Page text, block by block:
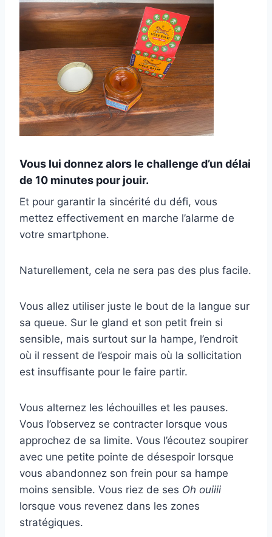
Vous lui donnez alors le challenge d’un délai
de 10 minutes pour jouir.
Et pour garantir la sincérité du défi, vous
mettez effectivement en marche l’alarme de
votre smartphone.
Naturellement, cela ne sera pas des plus facile.
Vous allez utiliser juste le bout de la langue sur
sa queue. Sur le gland et son petit frein si
sensible, mais surtout sur la hampe, l’endroit
où il ressent de l’espoir mais où la sollicitation
est insuffisante pour le faire partir.
Vous alternez les léchouilles et les pauses.
Vous l’observez se contracter lorsque vous
approchez de sa limite. Vous l’écoutez soupirer
avec une petite pointe de désespoir lorsque
vous abandonnez son frein pour sa hampe
moins sensible. Vous riez de ses Oh ouiiii
lorsque vous revenez dans les zones
stratégiques.